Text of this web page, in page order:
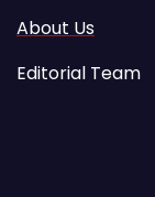
About Us
Editorial Team